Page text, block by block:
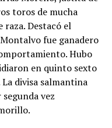
toros de mucha
raza. Destacó el
fue ganadero
Hubo
en quinto sexto
La divisa salmantina
vez